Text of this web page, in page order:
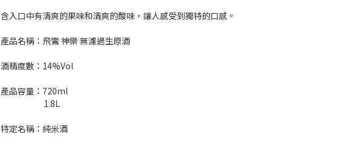
含入口中有清爽的果味和清爽的酸味，讓人感受到獨特的口感。
產品名稱：飛鸞 神樂 無濾過生原酒
酒精度數：14%Vol
產品容量：720ml
                        1.8L
特定名稱：純米酒